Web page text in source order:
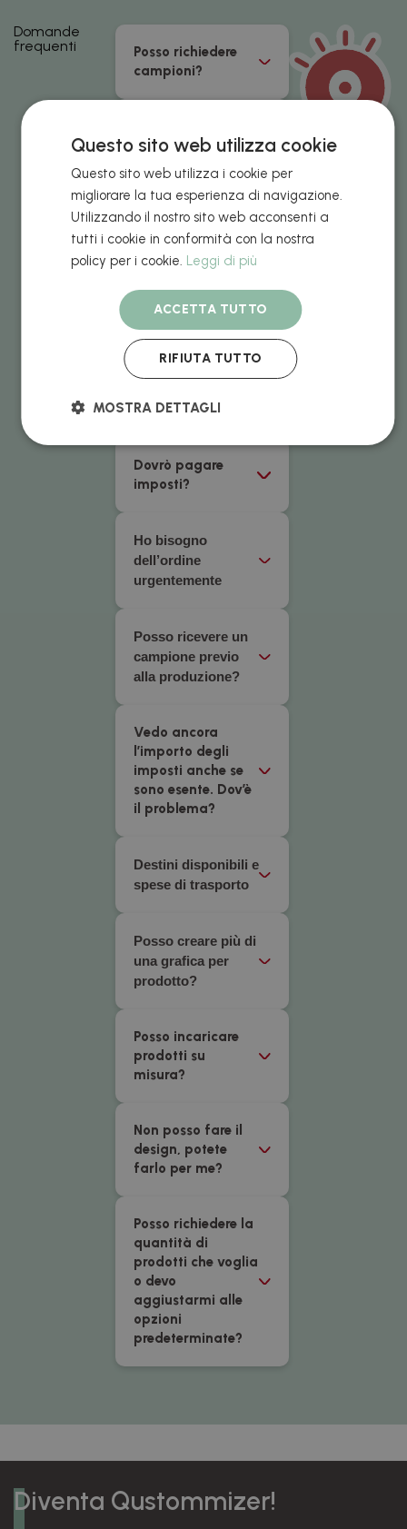
Domande
frequenti
Posso richiedere
campioni?
grafiche di ogni
prodotto?
Tipi di pago
accettati
Quanto costano le
spese di
spedizione?
mio ordine?
Dovrò pagare
imposti?
Ho bisogno
dell’ordine
urgentemente
Posso ricevere un
campione previo
alla produzione?
Vedo ancora
l’importo degli
imposti anche se
sono esente. Dov’è
il problema?
Destini disponibili e
spese di trasporto
Posso creare più di
una grafica per
prodotto?
Posso incaricare
prodotti su
misura?
Non posso fare il
design, potete
farlo per me?
Posso richiedere la
quantità di
prodotti che voglia
o devo
aggiustarmi alle
opzioni
predeterminate?
Diventa Qustommizer!
Questo sito web utilizza cookie
Questo sito web utilizza i cookie per
migliorare la tua esperienza di navigazione.
Utilizzando il nostro sito web acconsenti a
tutti i cookie in conformità con la nostra
policy per i cookie. Leggi di più
ACCETTA TUTTO
RIFIUTA TUTTO
MOSTRA DETTAGLI